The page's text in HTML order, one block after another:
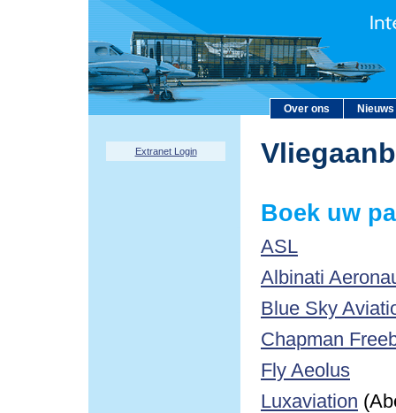
Over ons Nieuws
Extranet Login
Boek uw
ASL
Albinati
Blue Sky
Chapman
Fly Aeolus
Luxaviation